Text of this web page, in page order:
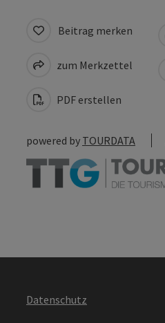
Beitrag merken
zum Merkzettel
PDF erstellen
powered by TOURDATA
Datenschutz